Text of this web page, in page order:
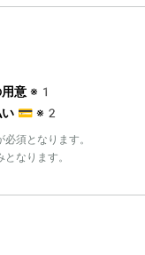
意 ※1
💳 ※2
須となります。
なります。